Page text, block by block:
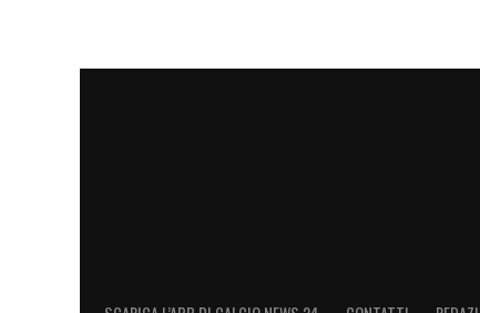
COSA GLI CHIEDE– «Deve capire
l’esempio. Anche le partite fanno